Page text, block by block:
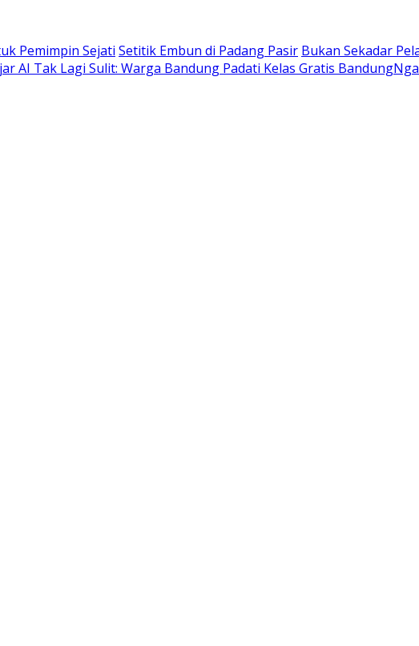
Pemimpin Sejati Setitik Embun di Padang Pasir Bukan Sekadar
AI Tak Lagi Sulit: Warga Bandung Padati Kelas Gratis